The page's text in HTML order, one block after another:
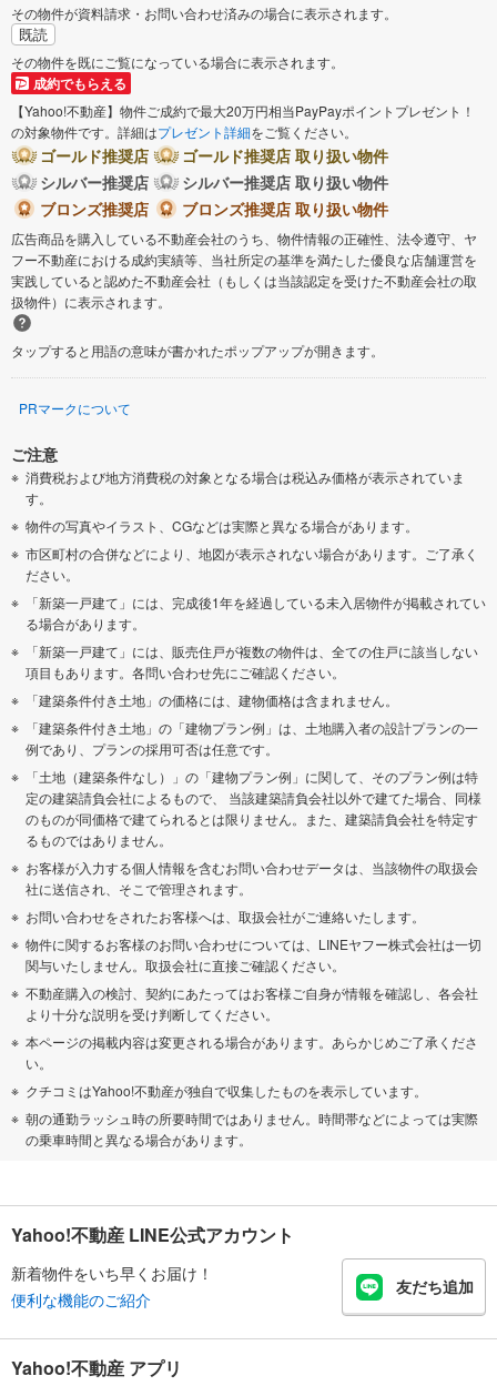
大島町
その物件が資料請求・お問い合わせ済みの場合に表示されます。
既読
その物件を既にご覧になっている場合に表示されます。
成約でもらえる
【Yahoo!不動産】物件ご成約で最大20万円相当PayPayポイントプレゼント！
の対象物件です。詳細はプレゼント詳細をご覧ください。
ゴールド推奨店
ゴールド推奨店 取り扱い物件
シルバー推奨店
シルバー推奨店 取り扱い物件
ブロンズ推奨店
ブロンズ推奨店 取り扱い物件
広告商品を購入している不動産会社のうち、物件情報の正確性、法令遵守、ヤ
フー不動産における成約実績等、当社所定の基準を満たした優良な店舗運営を
実践していると認めた不動産会社（もしくは当該認定を受けた不動産会社の取
扱物件）に表示されます。
タップすると用語の意味が書かれたポップアップが開きます。
PRマークについて
ご注意
消費税および地方消費税の対象となる場合は税込み価格が表示されていま
す。
物件の写真やイラスト、CGなどは実際と異なる場合があります。
市区町村の合併などにより、地図が表示されない場合があります。ご了承く
ださい。
「新築一戸建て」には、完成後1年を経過している未入居物件が掲載されてい
る場合があります。
「新築一戸建て」には、販売住戸が複数の物件は、全ての住戸に該当しない
項目もあります。各問い合わせ先にご確認ください。
「建築条件付き土地」の価格には、建物価格は含まれません。
「建築条件付き土地」の「建物プラン例」は、土地購入者の設計プランの一
例であり、プランの採用可否は任意です。
「土地（建築条件なし）」の「建物プラン例」に関して、そのプラン例は特
定の建築請負会社によるもので、 当該建築請負会社以外で建てた場合、同様
のものが同価格で建てられるとは限りません。また、建築請負会社を特定す
るものではありません。
お客様が入力する個人情報を含むお問い合わせデータは、当該物件の取扱会
社に送信され、そこで管理されます。
お問い合わせをされたお客様へは、取扱会社がご連絡いたします。
物件に関するお客様のお問い合わせについては、LINEヤフー株式会社は一切
関与いたしません。取扱会社に直接ご確認ください。
不動産購入の検討、契約にあたってはお客様ご自身が情報を確認し、各会社
より十分な説明を受け判断してください。
本ページの掲載内容は変更される場合があります。あらかじめご了承くださ
い。
クチコミはYahoo!不動産が独自で収集したものを表示しています。
朝の通勤ラッシュ時の所要時間ではありません。時間帯などによっては実際
の乗車時間と異なる場合があります。
Yahoo!不動産 LINE公式アカウント
新着物件をいち早くお届け！
便利な機能のご紹介
友だち追加
Yahoo!不動産 アプリ